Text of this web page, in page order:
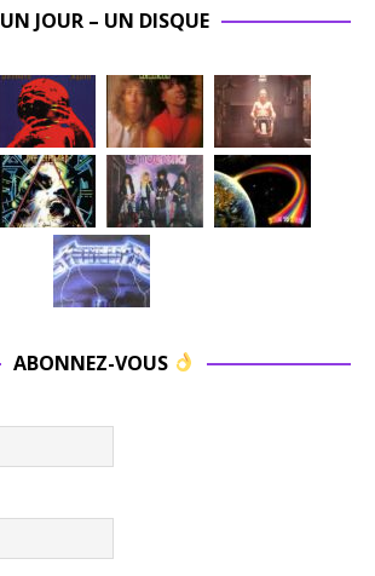
UN JOUR – UN DISQUE
ABONNEZ-VOUS